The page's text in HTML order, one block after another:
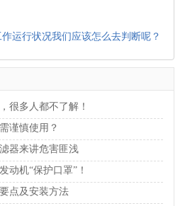
运行状况我们应该怎么去判断呢？
很多人都不了解！
谨慎使用？
器来讲危害匪浅
动机“保护口罩”！
点及安装方法